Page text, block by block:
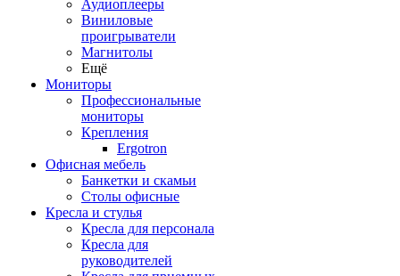
Аудиоплееры
Виниловые
проигрыватели
Магнитолы
Ещё
Мониторы
Профессиональные
мониторы
Крепления
Ergotron
Офисная мебель
Банкетки и скамьи
Столы офисные
Кресла и стулья
Кресла для персонала
Кресла для
руководителей